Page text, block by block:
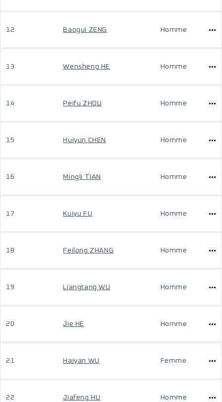
12 Baogui ZENG Homme
13 Wensheng HE Homme
14 Peifu ZHOU Homme
15 Huiyun CHEN Homme
16 Mingli TIAN Homme
17 Kuiyu FU Homme
18 Feilong ZHANG Homme
19 Liangtang WU Homme
20 Jie HE Homme
21 Haiyan WU Femme
22 Jiafeng HU Homme